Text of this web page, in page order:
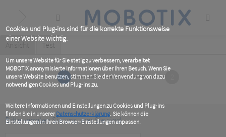
Cookies und Plug-ins sind für die korrekte Funktionsweise
einer Website wichtig.
Um unsere Website für Sie stetig zu verbessern, verarbeitet
MOBOTIX anonymisierte Informationen über Ihren Besuch. Wenn Sie
unsere Website benutzen, stimmen Sie der Verwendung von dazu
notwendigen Cookies und Plug-ins zu.
Weitere Informationen und Einstellungen zu Cookies und Plug-ins
finden Sie in unsererDatenschutzerklärung. Sie können die
Einstellungen in Ihren Browser-Einstellungen anpassen.
content
Primary
tabs
Ansicht (active
Test
1
Bitte verraten Sie uns, wer Sie sind